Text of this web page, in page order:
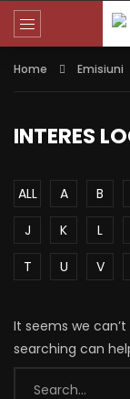
Home Emisiuni
INTERES
ALL A B
J
K L
T
U V
It seems we
searching can